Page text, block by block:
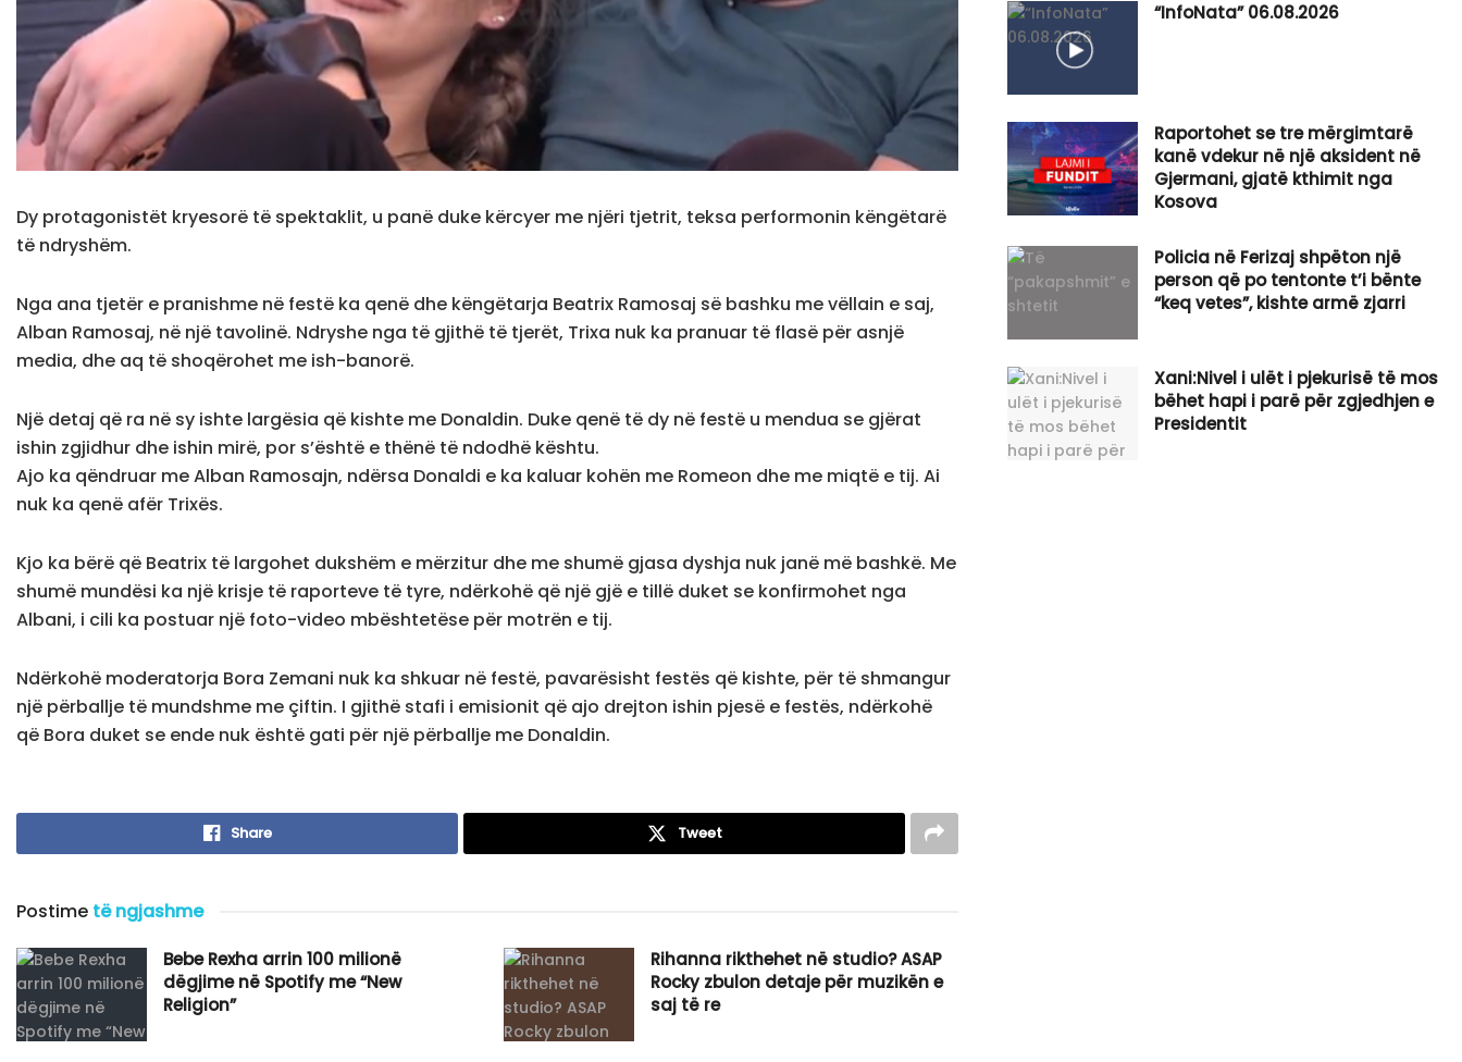
Dy protagonistët kryesorë të spektaklit, u panë duke kërcyer me njëri tjetrit, teksa performonin këngëtarë
të ndryshëm.
Nga ana tjetër e pranishme në festë ka qenë dhe këngëtarja Beatrix Ramosaj së bashku me vëllain e saj,
Alban Ramosaj, në një tavolinë. Ndryshe nga të gjithë të tjerët, Trixa nuk ka pranuar të flasë për asnjë
media, dhe aq të shoqërohet me ish-banorë.
Një detaj që ra në sy ishte largësia që kishte me Donaldin. Duke qenë të dy në festë u mendua se gjërat
ishin zgjidhur dhe ishin mirë, por s’është e thënë të ndodhë kështu.
Ajo ka qëndruar me Alban Ramosajn, ndërsa Donaldi e ka kaluar kohën me Romeon dhe me miqtë e tij. Ai
nuk ka qenë afër Trixës.
Kjo ka bërë që Beatrix të largohet dukshëm e mërzitur dhe me shumë gjasa dyshja nuk janë më bashkë. Me
shumë mundësi ka një krisje të raporteve të tyre, ndërkohë që një gjë e tillë duket se konfirmohet nga
Albani, i cili ka postuar një foto-video mbështetëse për motrën e tij.
Ndërkohë moderatorja Bora Zemani nuk ka shkuar në festë, pavarësisht festës që kishte, për të shmangur
një përballje të mundshme me çiftin. I gjithë stafi i emisionit që ajo drejton ishin pjesë e festës, ndërkohë
që Bora duket se ende nuk është gati për një përballje me Donaldin.
Share Tweet
Postime të ngjashme
Bebe Rexha arrin 100 milionë
dëgjime në Spotify me “New
Religion”
Rihanna rikthehet në studio? ASAP
Rocky zbulon detaje për muzikën e
saj të re
“InfoNata” 06.08.2026
Raportohet se tre mërgimtarë
kanë vdekur në një aksident në
Gjermani, gjatë kthimit nga
Kosova
Policia në Ferizaj shpëton një
person që po tentonte t’i bënte
“keq vetes”, kishte armë zjarri
Xani:Nivel i ulët i pjekurisë të mos
bëhet hapi i parë për zgjedhjen e
Presidentit